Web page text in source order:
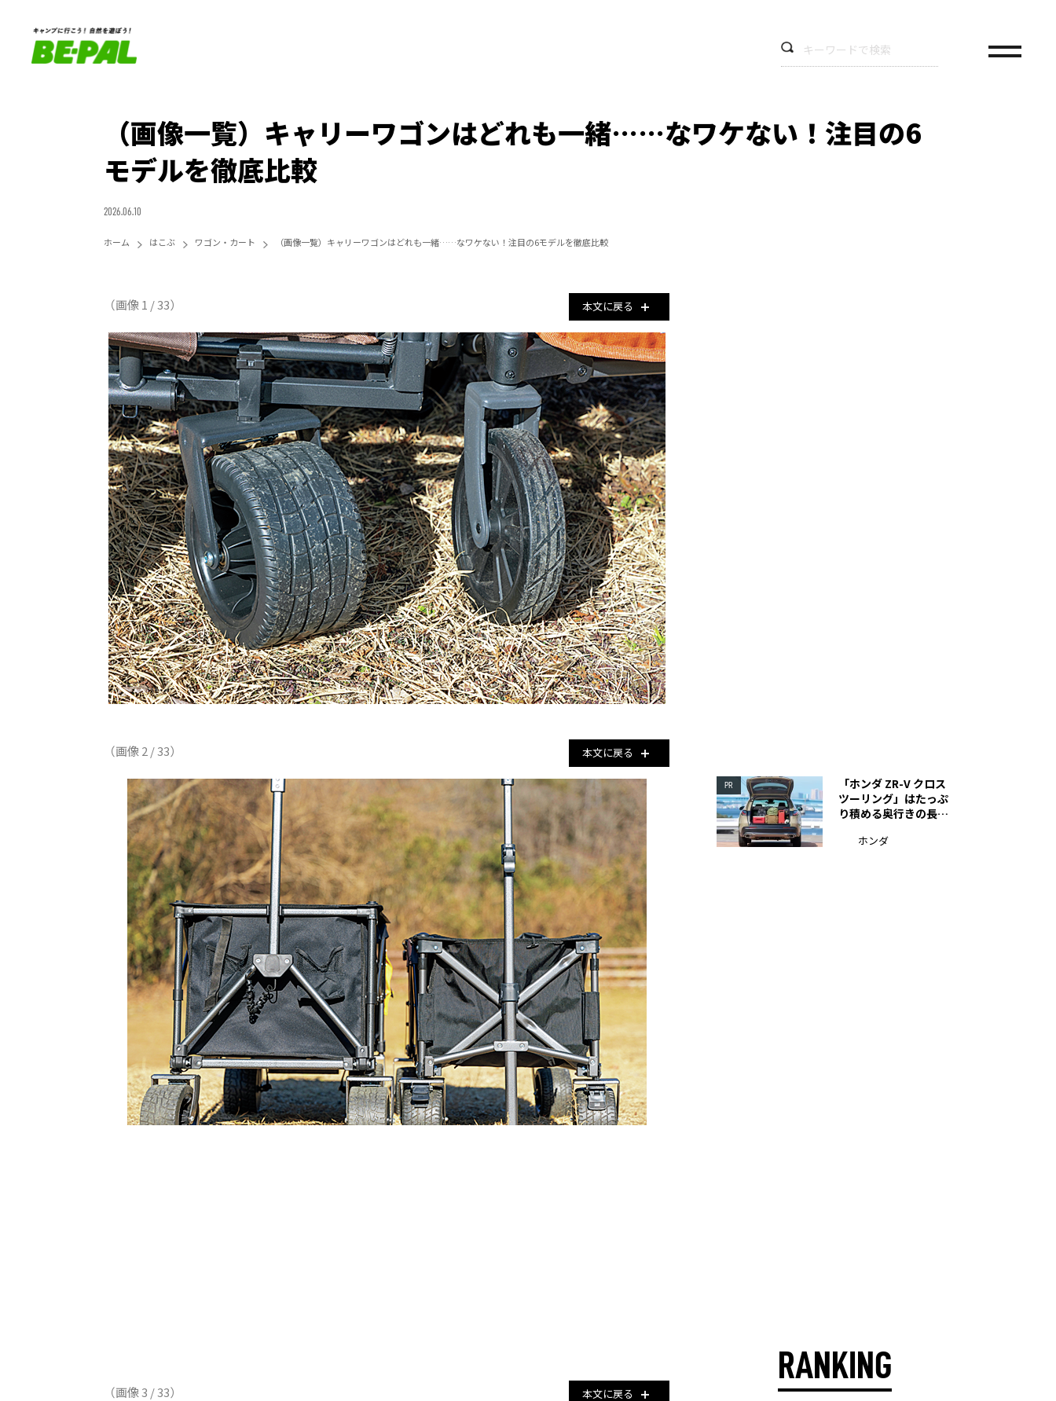
（画像一覧）キャリーワゴンはどれも一緒……なワケない！注目の6
モデルを徹底比較
2026.06.10
ホーム はこぶ ワゴン・カート （画像一覧）キャリーワゴンはどれも一緒……なワケない！注目の6モデルを徹底比較
（画像 1 / 33） 本文に戻る
（画像 2 / 33） 本文に戻る
（画像 3 / 33） 本文に戻る
PR
「ホンダ ZR-V クロス
ツーリング」はたっぷ
り積める奥行きの長い
ホンダ
RANKING